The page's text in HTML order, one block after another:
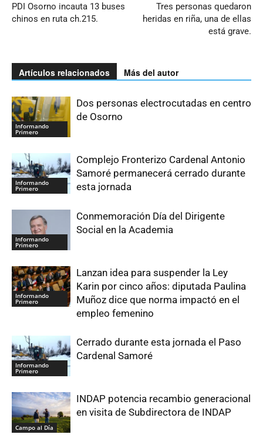
PDI Osorno incauta 13 buses
chinos en ruta ch.215.
Tres personas quedaron
heridas en riña, una de ellas
está grave.
Artículos relacionados Más del autor
Informando
Primero
Dos personas electrocutadas en centro
de Osorno
Informando
Primero
Complejo Fronterizo Cardenal Antonio
Samoré permanecerá cerrado durante
esta jornada
Informando
Primero
Conmemoración Día del Dirigente
Social en la Academia
Informando
Primero
Lanzan idea para suspender la Ley
Karin por cinco años: diputada Paulina
Muñoz dice que norma impactó en el
empleo femenino
Informando
Primero
Cerrado durante esta jornada el Paso
Cardenal Samoré
Campo al Día
INDAP potencia recambio generacional
en visita de Subdirectora de INDAP